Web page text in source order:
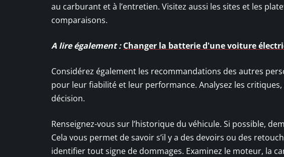
au carburant et à l’entretien. Visitez aussi les sites et les
comparaisons.
A lire également : Changer la batterie d'une voiture
Considérez également les recommandations des autres
pour leur fiabilité et leur performance. Analysez les
décision.
Renseignez-vous sur l’historique du véhicule. Si possible,
Cela vous permet de savoir s’il y a des devoirs ou des
identifier tout signe de dommages. Examinez le moteur, la